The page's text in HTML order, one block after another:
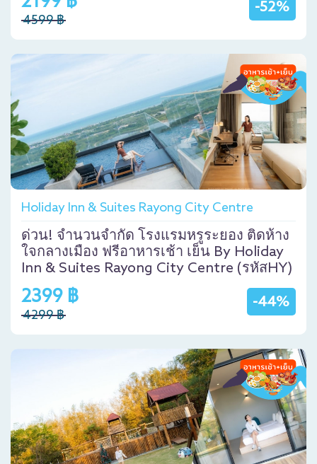
-52%
4599 ฿
Holiday Inn & Suites Rayong City Centre
ด่วน! จำนวนจำกัด โรงแรมหรูระยอง ติดห้าง
ใจกลางเมือง ฟรีอาหารเช้า เย็น By Holiday
Inn & Suites Rayong City Centre (รหัสHY)
-44%
2399 ฿
4299 ฿